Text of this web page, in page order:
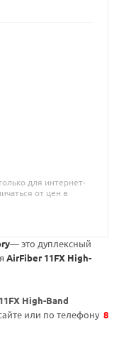
для интернет-
от цен в
— это дуплексный
AirFiber 11FX High-
High-Band
или по телефону 8